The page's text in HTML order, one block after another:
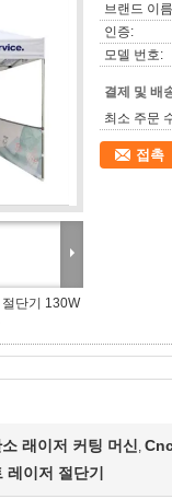
단기 130W
브랜드 이
인증:
모델 번호:
결제 및 배
최소 주문
접촉
래이저 커팅 머신 ,
이저 절단기